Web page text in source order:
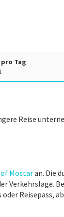
Tag
Reise
Mostaran. Die
Reisepass,